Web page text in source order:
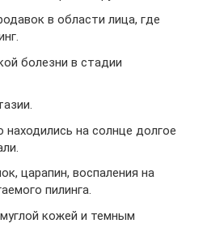
в области лица, где
болезни в стадии
находились на солнце долгое
царапин, воспаления на
пилинга.
кожей и темным